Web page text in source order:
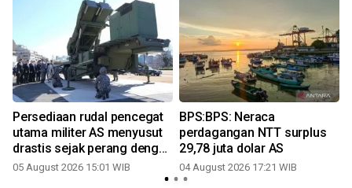
Persediaan rudal pencegat
utama militer AS menyusut
drastis sejak perang dengan
Iran
05 August 2026 15:01 WIB
BPS:BPS: Neraca
perdagangan NTT surplus
29,78 juta dolar AS
04 August 2026 17:21 WIB